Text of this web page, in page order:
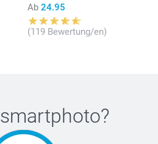
Ab 24.95
(119 Bewertung/en)
smartphoto?